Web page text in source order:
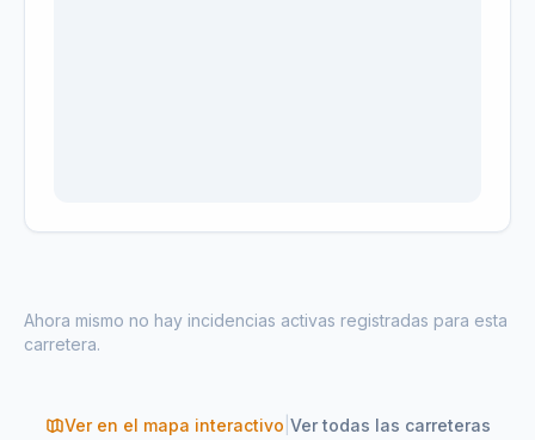
Ahora mismo no hay incidencias activas registradas para esta
carretera.
Ver en el mapa interactivo Ver todas las carreteras